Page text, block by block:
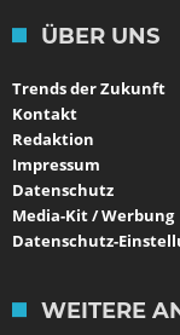
ÜBER UNS
Trends der Zukunft
Kontakt
Redaktion
Impressum
Datenschutz
Media-Kit / Werbung
Datenschutz-
WEITERE